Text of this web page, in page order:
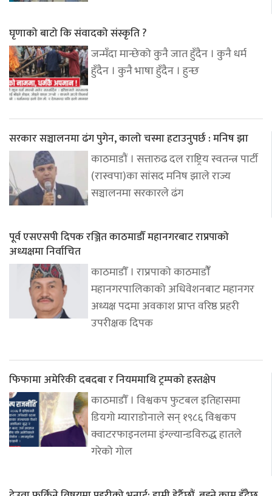
घृणाको बाटो कि संवादको संस्कृति ?
जन्मँदा मान्छेको कुनै जात हुँदैन । कुनै धर्म
हुँदैन । कुनै भाषा हुँदैन । हुन्छ
सरकार सञ्चालनमा ढंग पुगेन, कालो चस्मा हटाउनुपर्छ : मनिष झा
काठमाडौं । सत्तारुढ दल राष्ट्रिय स्वतन्त्र पार्टी
(रास्वपा)का सांसद मनिष झाले राज्य
सञ्चालनमा सरकारले ढंग
पूर्व एसएसपी दिपक रञ्जित काठमाडौँ महानगरबाट राप्रपाको
अध्यक्षमा निर्वाचित
काठमाडौँ । राप्रपाको काठमाडौंँ
महानगरपालिकाको अधिवेशनबाट महानगर
अध्यक्ष पदमा अवकाश प्राप्त वरिष्ठ प्रहरी
उपरीक्षक दिपक
फिफामा अमेरिकी दबदबा र नियममाथि ट्रम्पको हस्तक्षेप
काठमाडौँ । विश्वकप फुटबल इतिहासमा
डियगो म्याराडोनाले सन् १९८६ विश्वकप
क्वाटरफाइनलमा इंग्ल्यान्डविरुद्ध हातले
गरेको गोल